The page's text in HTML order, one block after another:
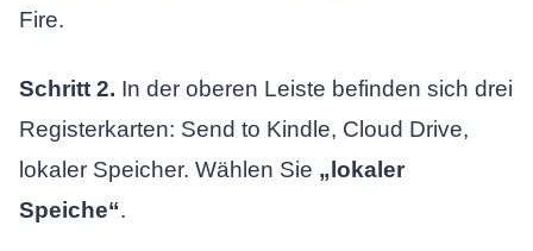
Fire.
Schritt 2. In der oberen Leiste befinden sich drei
Registerkarten: Send to Kindle, Cloud Drive,
lokaler Speicher. Wählen Sie „lokaler
Speiche“.